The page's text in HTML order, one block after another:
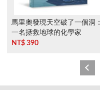
馬里奧發現天空破了一個洞：
一名拯救地球的化學家
NT$ 390